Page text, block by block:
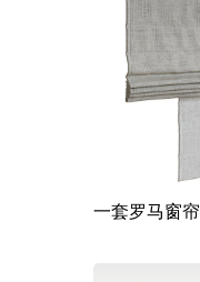
一套罗马窗帘